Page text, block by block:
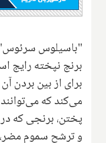
"باسیلوس سرئوس"
برنج نپخته رایج
برای از بین بردن
می‌کند که
پختن، برنجی که
و ترشح سموم